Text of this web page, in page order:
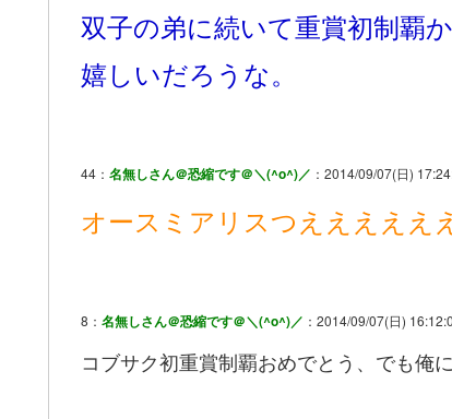
双子の弟に続いて重賞初制覇か
嬉しいだろうな。
44： 名無しさん＠恐縮です＠＼(^o^)／ ：2014/09/07(日)
オースミアリスつえええええ
8： 名無しさん＠恐縮です＠＼(^o^)／ ：2014/09/07(日)
コブサク初重賞制覇おめでとう、でも俺